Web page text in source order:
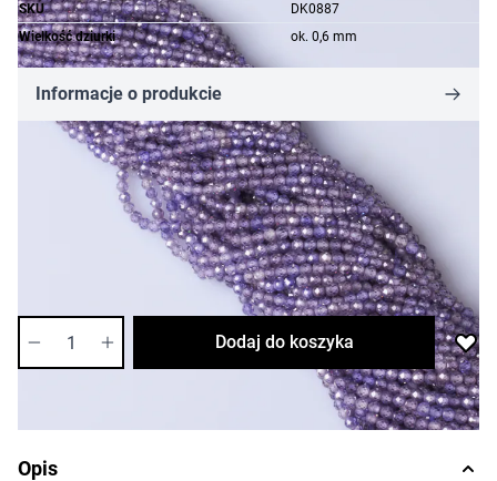
SKU
DK0887
Wielkość dziurki
ok. 0,6 mm
Informacje o produkcie
28,29 zł 19,80 zł -30%
Długość sznura: ok. 35cm
Najniższa cena w przeciągu 30 dni przed promocją:28,29 zł
Dostępność:średnia
Dodaj do koszyka
Opis